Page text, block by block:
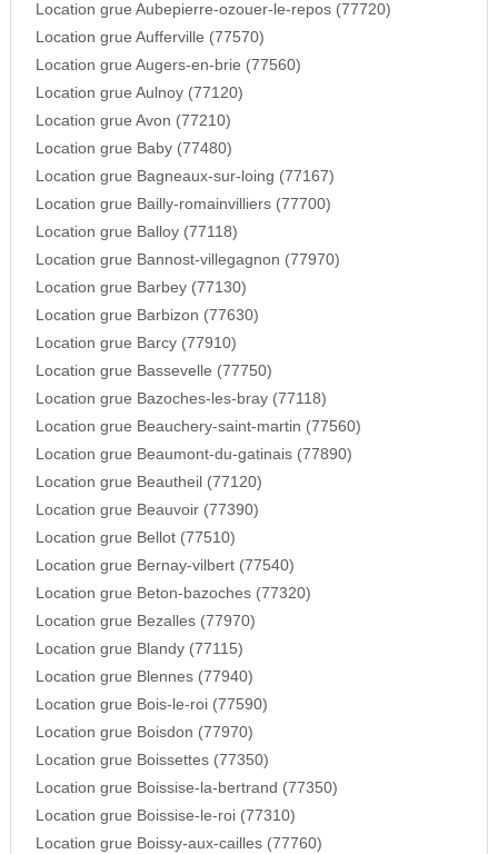
Location grue Aubepierre-ozouer-le-repos (77720)
Location grue Aufferville (77570)
Location grue Augers-en-brie (77560)
Location grue Aulnoy (77120)
Location grue Avon (77210)
Location grue Baby (77480)
Location grue Bagneaux-sur-loing (77167)
Location grue Bailly-romainvilliers (77700)
Location grue Balloy (77118)
Location grue Bannost-villegagnon (77970)
Location grue Barbey (77130)
Location grue Barbizon (77630)
Location grue Barcy (77910)
Location grue Bassevelle (77750)
Location grue Bazoches-les-bray (77118)
Location grue Beauchery-saint-martin (77560)
Location grue Beaumont-du-gatinais (77890)
Location grue Beautheil (77120)
Location grue Beauvoir (77390)
Location grue Bellot (77510)
Location grue Bernay-vilbert (77540)
Location grue Beton-bazoches (77320)
Location grue Bezalles (77970)
Location grue Blandy (77115)
Location grue Blennes (77940)
Location grue Bois-le-roi (77590)
Location grue Boisdon (77970)
Location grue Boissettes (77350)
Location grue Boissise-la-bertrand (77350)
Location grue Boissise-le-roi (77310)
Location grue Boissy-aux-cailles (77760)